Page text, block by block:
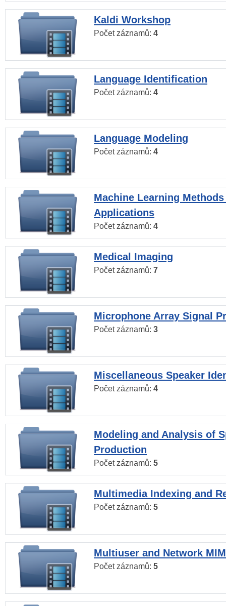
Kaldi Workshop
Počet záznamů: 4
Language Identification
Počet záznamů: 4
Language Modeling
Počet záznamů: 4
Machine Learning
Applications
Počet záznamů: 4
Medical Imaging
Počet záznamů: 7
Microphone Array Signal
Počet záznamů: 3
Miscellaneous Speaker
Počet záznamů: 4
Modeling and Analysis of
Production
Počet záznamů: 5
Multimedia Indexing and
Počet záznamů: 5
Multiuser and Network
Počet záznamů: 5